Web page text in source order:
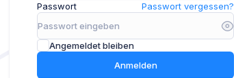
Passwort Passwort vergessen?
Angemeldet bleiben
Anmelden